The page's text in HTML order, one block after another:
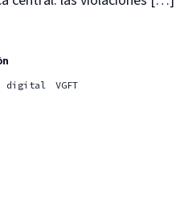
digital VGFT